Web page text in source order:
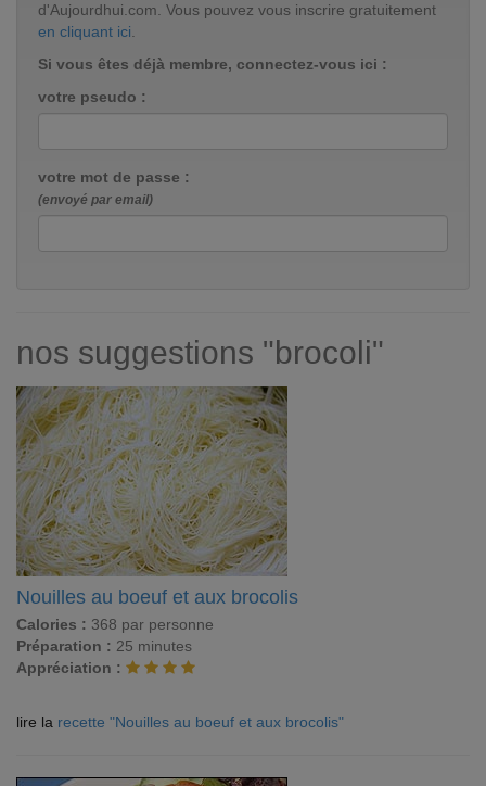
d'Aujourdhui.com. Vous pouvez vous inscrire gratuitement
en cliquant ici.
Si vous êtes déjà membre, connectez-vous ici :
votre pseudo :
votre mot de passe :
(envoyé par email)
nos suggestions "brocoli"
Nouilles au boeuf et aux brocolis
Calories : 368 par personne
Préparation : 25 minutes
Appréciation :
lire la recette "Nouilles au boeuf et aux brocolis"